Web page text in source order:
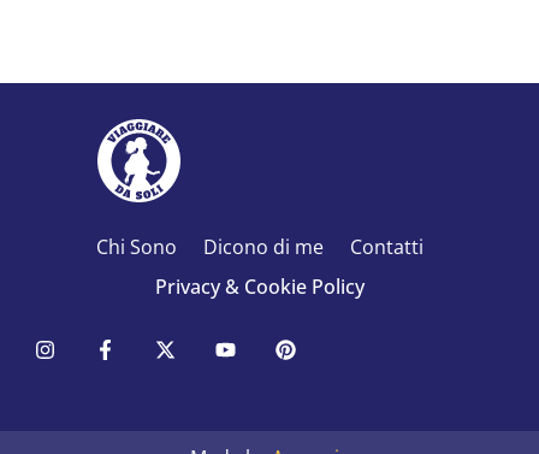
Chi Sono Dicono di me
Contatti
Privacy & Cookie Policy